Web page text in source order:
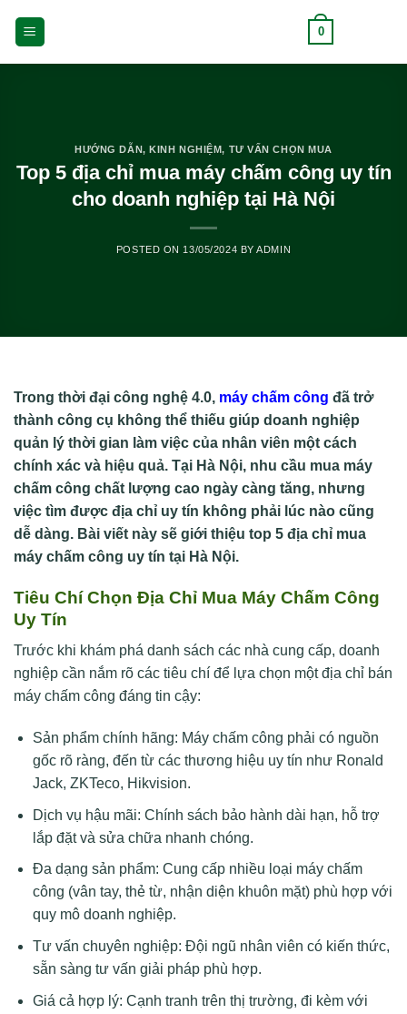
0
HƯỚNG DẪN,KINH NGHIỆM, TƯ VẤN CHỌN MUA
Top 5 địa chỉ mua máy chấm công uy tín
cho doanh nghiệp tại Hà Nội
POSTED ON 13/05/2024 BYADMIN
Trong thời đại công nghệ 4.0, máy chấm công đã trở
thành công cụ không thể thiếu giúp doanh nghiệp
quản lý thời gian làm việc của nhân viên một cách
chính xác và hiệu quả. Tại Hà Nội, nhu cầu mua máy
chấm công chất lượng cao ngày càng tăng, nhưng
việc tìm được địa chỉ uy tín không phải lúc nào cũng
dễ dàng. Bài viết này sẽ giới thiệu top 5 địa chỉ mua
máy chấm công uy tín tại Hà Nội.
Tiêu Chí Chọn Địa Chỉ Mua Máy Chấm Công
Uy Tín
Trước khi khám phá danh sách các nhà cung cấp, doanh
nghiệp cần nắm rõ các tiêu chí để lựa chọn một địa chỉ bán
máy chấm công đáng tin cậy:
Sản phẩm chính hãng: Máy chấm công phải có nguồn
gốc rõ ràng, đến từ các thương hiệu uy tín như Ronald
Jack, ZKTeco, Hikvision.
Dịch vụ hậu mãi: Chính sách bảo hành dài hạn, hỗ trợ
lắp đặt và sửa chữa nhanh chóng.
Đa dạng sản phẩm: Cung cấp nhiều loại máy chấm
công (vân tay, thẻ từ, nhận diện khuôn mặt) phù hợp với
quy mô doanh nghiệp.
Tư vấn chuyên nghiệp: Đội ngũ nhân viên có kiến thức,
sẵn sàng tư vấn giải pháp phù hợp.
Giá cả hợp lý: Cạnh tranh trên thị trường, đi kèm với